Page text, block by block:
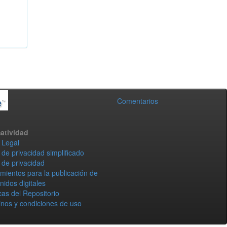
Comentarios
privacidad simplificado
privacidad
para la publicación de
digitales
del Repositorio
y condiciones de uso